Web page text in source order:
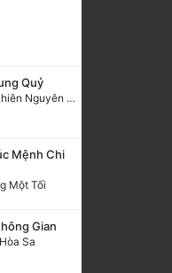
Quỷ
Chương 180: Gặp lại Khiên Nguyên Phượng
Mệnh Chi
Một Tối
Gian
Sa